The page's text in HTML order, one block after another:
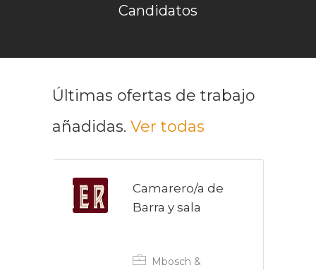
Candidatos
Últimas ofertas de trabajo
añadidas. Ver todas
Camarero/a de
Barra y sala
Mbosch &